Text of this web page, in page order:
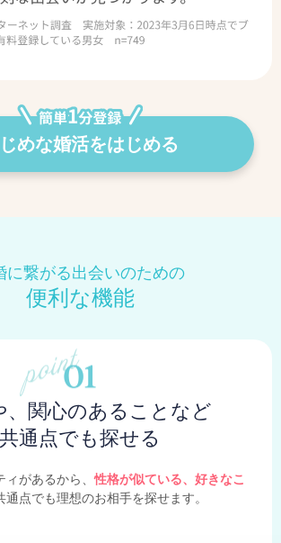
めな婚活をはじめる
に繋がる出会いのための
便利な機能
、関心のあることなど
共通点でも探せる
ィがあるから、性格が似ている、好きなこ
通点でも理想のお相手を探せます。